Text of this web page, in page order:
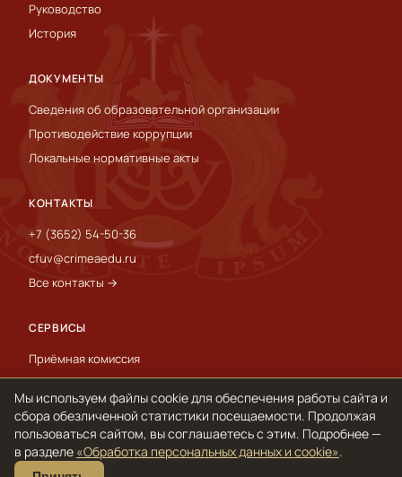
Руководство
История
ДОКУМЕНТЫ
Сведения об образовательной организации
Противодействие коррупции
Локальные нормативные акты
КОНТАКТЫ
+7 (3652) 54-50-36
cfuv@crimeaedu.ru
Все контакты →
СЕРВИСЫ
Приёмная комиссия
Пресс-служба
International
© 1918–2026 ФГАОУ ВО «КФУ им. В. И. Вернадского»
Мы используем файлы cookie для обеспечения работы сайта и
сбора обезличенной статистики посещаемости. Продолжая
пользоваться сайтом, вы соглашаетесь с этим. Подробнее —
в разделе «Обработка персональных данных и cookie».